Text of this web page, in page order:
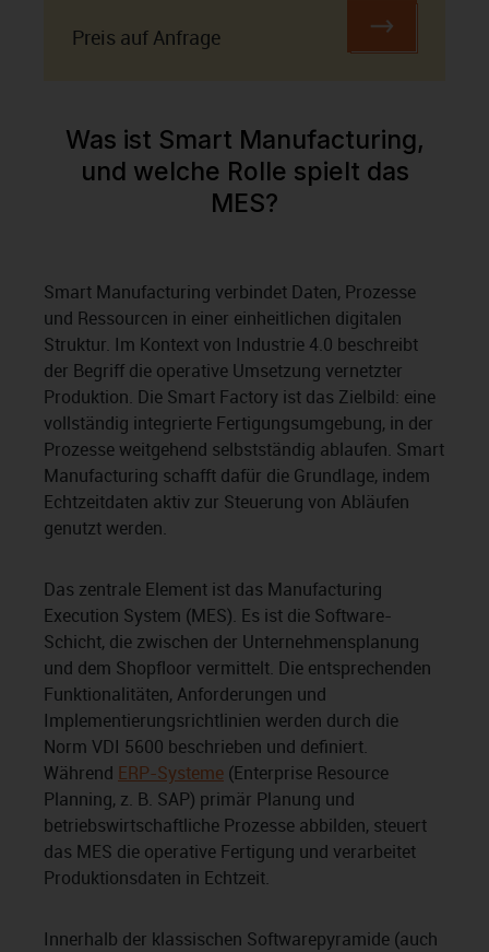
Preis auf Anfrage
Was ist Smart Manufacturing,
und welche Rolle spielt das
MES?
Smart Manufacturing verbindet Daten, Prozesse
und Ressourcen in einer einheitlichen digitalen
Struktur. Im Kontext von Industrie 4.0 beschreibt
der Begriff die operative Umsetzung vernetzter
Produktion. Die Smart Factory ist das Zielbild: eine
vollständig integrierte Fertigungsumgebung, in der
Prozesse weitgehend selbstständig ablaufen. Smart
Manufacturing schafft dafür die Grundlage, indem
Echtzeitdaten aktiv zur Steuerung von Abläufen
genutzt werden.
Das zentrale Element ist das Manufacturing
Execution System (MES). Es ist die Software-
Schicht, die zwischen der Unternehmensplanung
und dem Shopfloor vermittelt. Die entsprechenden
Funktionalitäten, Anforderungen und
Implementierungsrichtlinien werden durch die
Norm VDI 5600 beschrieben und definiert.
Während ERP-Systeme (Enterprise Resource
Planning, z. B. SAP) primär Planung und
betriebswirtschaftliche Prozesse abbilden, steuert
das MES die operative Fertigung und verarbeitet
Produktionsdaten in Echtzeit.
Innerhalb der klassischen Softwarepyramide (auch